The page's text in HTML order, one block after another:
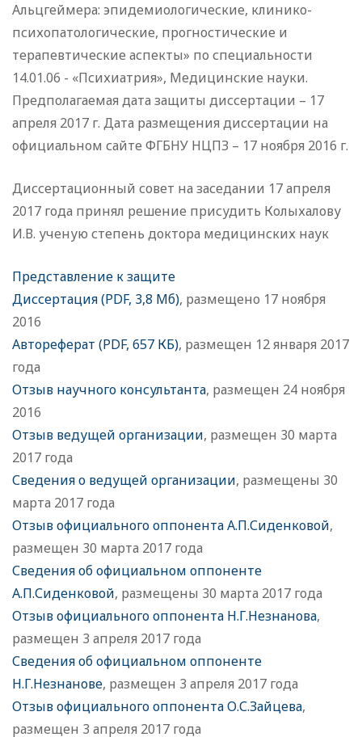
Альцгеймера: эпидемиологические, клинико-
психопатологические, прогностические и
терапевтические аспекты» по специальности
14.01.06 - «Психиатрия», Медицинские науки.
Предполагаемая дата защиты диссертации – 17
апреля 2017 г. Дата размещения диссертации на
официальном сайте ФГБНУ НЦПЗ – 17 ноября 2016 г.
Диссертационный совет на заседании 17 апреля
2017 года принял решение присудить Колыхалову
И.В. ученую степень доктора медицинских наук
Представление к защите
Диссертация (PDF, 3,8 Мб), размещено 17 ноября
2016
Автореферат (PDF, 657 КБ), размещен 12 января 2017
года
Отзыв научного консультанта, размещен 24 ноября
2016
Отзыв ведущей организации, размещен 30 марта
2017 года
Сведения о ведущей организации, размещены 30
марта 2017 года
Отзыв официального оппонента А.П.Сиденковой,
размещен 30 марта 2017 года
Сведения об официальном оппоненте
А.П.Сиденковой, размещены 30 марта 2017 года
Отзыв официального оппонента Н.Г.Незнанова,
размещен 3 апреля 2017 года
Сведения об официальном оппоненте
Н.Г.Незнанове, размещен 3 апреля 2017 года
Отзыв официального оппонента О.С.Зайцева,
размещен 3 апреля 2017 года